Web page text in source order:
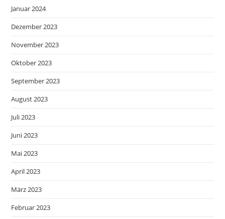
Januar 2024
Dezember 2023
November 2023
Oktober 2023
September 2023
August 2023
Juli 2023
Juni 2023
Mai 2023
April 2023
März 2023
Februar 2023